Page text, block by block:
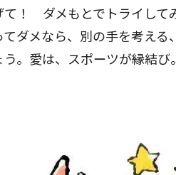
て！ ダメもとでトライして
てダメなら、別の手を考え
。愛は、スポーツが縁結